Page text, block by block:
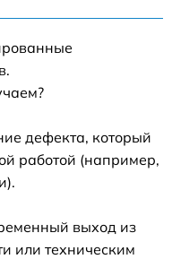
дефекта, который
работой (например,
выход из
или техническим